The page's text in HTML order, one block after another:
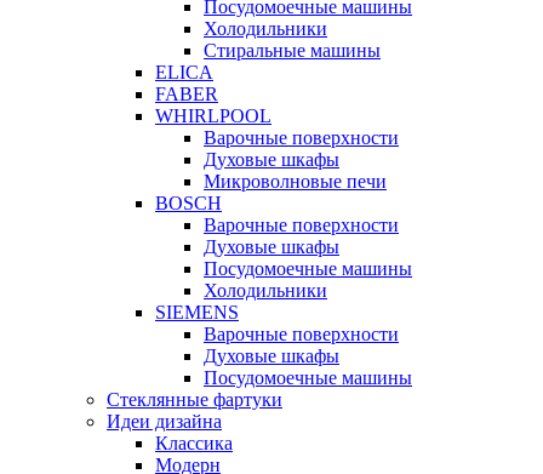
Посудомоечные машины
Холодильники
Стиральные машины
ELICA
FABER
WHIRLPOOL
Варочные поверхности
Духовые шкафы
Микроволновые печи
BOSCH
Варочные поверхности
Духовые шкафы
Посудомоечные машины
Холодильники
SIEMENS
Варочные поверхности
Духовые шкафы
Посудомоечные машины
Стеклянные фартуки
Идеи дизайна
Класcика
Модерн